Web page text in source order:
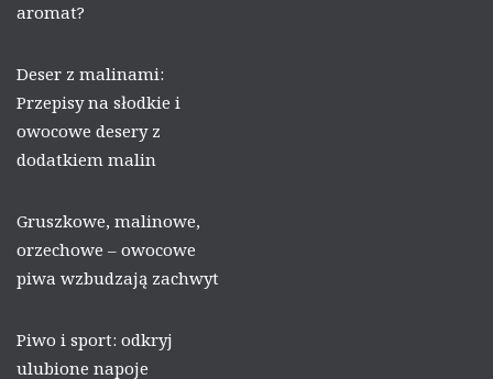
aromat?
Deser z malinami:
Przepisy na słodkie i
owocowe desery z
dodatkiem malin
Gruszkowe, malinowe,
orzechowe – owocowe
piwa wzbudzają zachwyt
Piwo i sport: odkryj
ulubione napoje